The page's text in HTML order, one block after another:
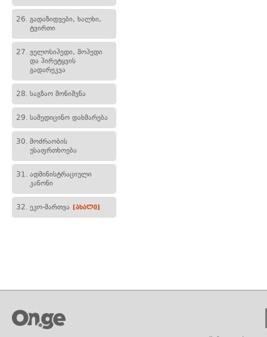
26. გადაზიდვები, ხალხი,
ტვირთი
27. ველოსიპედი, მოპედი
და პირუტყვის
გადარეკვა
28. საგზაო მონიშვნა
29. სამედიცინო დახმარება
30. მოძრაობის
უსაფრთხოება
31. ადმინისტრაციული
კანონი
32. ეკო-მართვა [ახალი]